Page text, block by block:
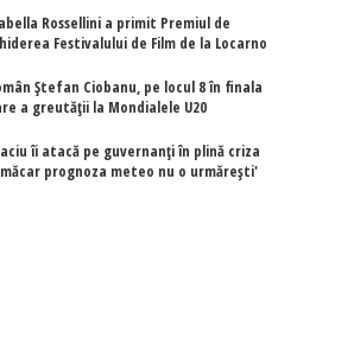
Rossellini a primit Premiul de
Festivalului de Film de la Locarno
Ștefan Ciobanu, pe locul 8 în finala
a greutății la Mondialele U20
îi atacă pe guvernanți în plină criza
prognoza meteo nu o urmărești'